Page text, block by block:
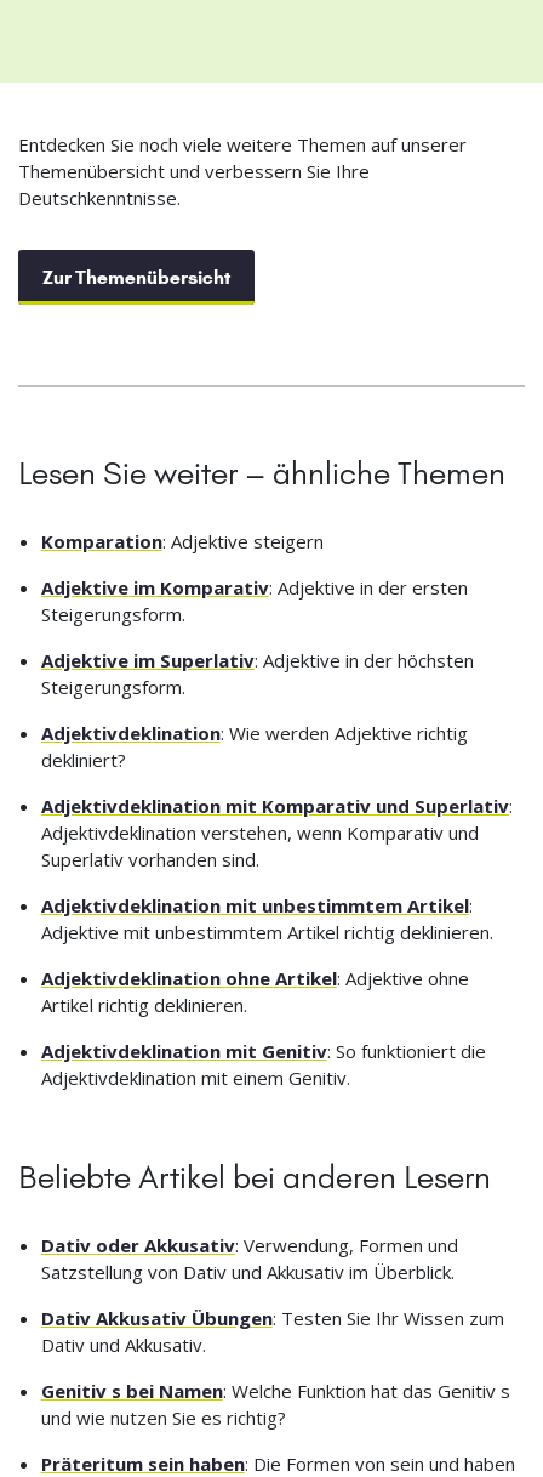
Entdecken Sie noch viele weitere Themen auf unserer
Themenübersicht und verbessern Sie Ihre
Deutschkenntnisse.
Zur Themenübersicht
Lesen Sie weiter – ähnliche Themen
Komparation: Adjektive steigern
Adjektive im Komparativ: Adjektive in der ersten
Steigerungsform.
Adjektive im Superlativ: Adjektive in der höchsten
Steigerungsform.
Adjektivdeklination: Wie werden Adjektive richtig
dekliniert?
Adjektivdeklination mit Komparativ und Superlativ:
Adjektivdeklination verstehen, wenn Komparativ und
Superlativ vorhanden sind.
Adjektivdeklination mit unbestimmtem Artikel:
Adjektive mit unbestimmtem Artikel richtig deklinieren.
Adjektivdeklination ohne Artikel: Adjektive ohne
Artikel richtig deklinieren.
Adjektivdeklination mit Genitiv: So funktioniert die
Adjektivdeklination mit einem Genitiv.
Beliebte Artikel bei anderen Lesern
Dativ oder Akkusativ: Verwendung, Formen und
Satzstellung von Dativ und Akkusativ im Überblick.
Dativ Akkusativ Übungen: Testen Sie Ihr Wissen zum
Dativ und Akkusativ.
Genitiv s bei Namen: Welche Funktion hat das Genitiv s
und wie nutzen Sie es richtig?
Präteritum sein haben: Die Formen von sein und haben